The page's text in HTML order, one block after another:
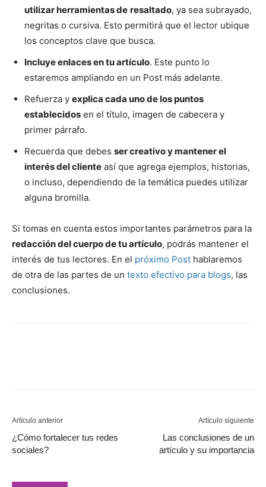
utilizar herramientas de resaltado, ya sea subrayado,
negritas o cursiva. Esto permitirá que el lector ubique
los conceptos clave que busca.
Incluye enlaces en tu artículo. Este punto lo
estaremos ampliando en un Post más adelante.
Refuerza y explica cada uno de los puntos
establecidos en el título, imagen de cabecera y
primer párrafo.
Recuerda que debes ser creativo y mantener el
interés del cliente así que agrega ejemplos, historias,
o incluso, dependiendo de la temática puedes utilizar
alguna bromilla.
Si tomas en cuenta estos importantes parámetros para la
redacción del cuerpo de tu artículo, podrás mantener el
interés de tus lectores. En el próximo Post hablaremos
de otra de las partes de un texto efectivo para blogs, las
conclusiones.
Artículo anterior
¿Cómo fortalecer tus redes
sociales?
Artículo siguiente
Las conclusiones de un
artículo y su importancia